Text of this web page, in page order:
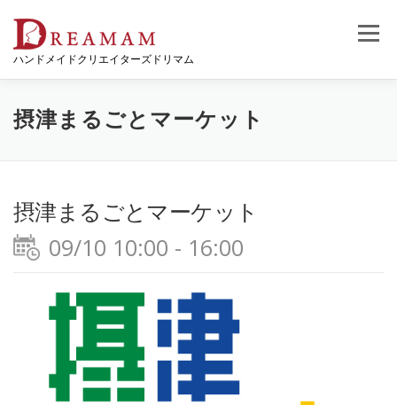
ツ
ハンドメイドクリエイターズドリマム
メニュー
摂津まるごとマーケット
摂津まるごとマーケット
09/10 10:00 - 16:00